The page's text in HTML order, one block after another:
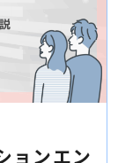
ョンエン